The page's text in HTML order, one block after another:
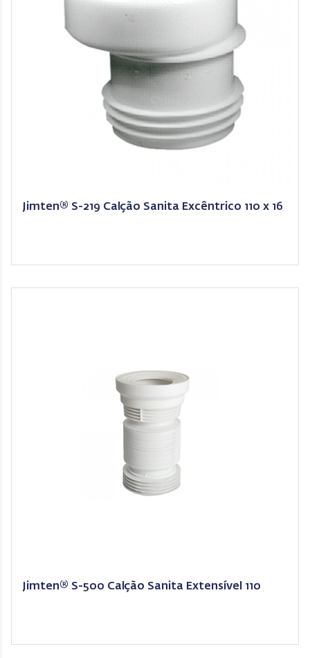
Jimten® S-219 Calção Sanita Excêntrico 110 x 16
Jimten® S-500 Calção Sanita Extensível 110